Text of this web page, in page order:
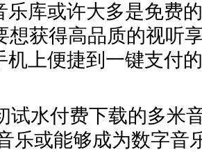
乐库或许大多是免费
想获得高品质的视听
机上便捷到一键支付
试水付费下载的多米
乐或能够成为数字音